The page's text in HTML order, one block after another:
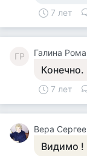
7 лет
ГР Галина
Конечно.
7 лет
Вера
Видимо !